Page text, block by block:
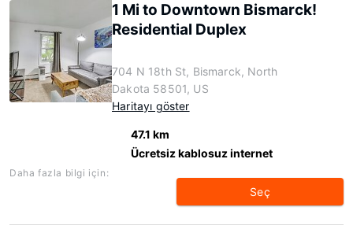
1 Mi to Downtown Bismarck!
Residential Duplex
704 N 18th St, Bismarck, North
Dakota 58501, US
Haritayı göster
47.1 km
Ücretsiz kablosuz internet
Daha fazla bilgi için:
Seç